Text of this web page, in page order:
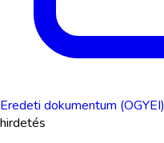
Eredeti dokumentum (OGYEI)
hirdetés